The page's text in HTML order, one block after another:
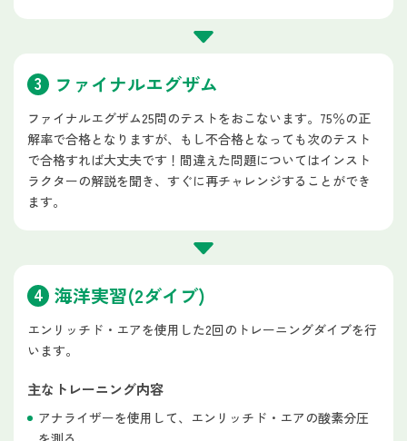
ファイナルエグザム
ファイナルエグザム25問のテストをおこないます。75％の正
解率で合格となりますが、もし不合格となっても次のテスト
で合格すれば大丈夫です！間違えた問題についてはインスト
ラクターの解説を聞き、すぐに再チャレンジすることができ
ます。
海洋実習(2ダイブ)
エンリッチド・エアを使用した2回のトレーニングダイブを行
います。
主なトレーニング内容
アナライザーを使用して、エンリッチド・エアの酸素分圧